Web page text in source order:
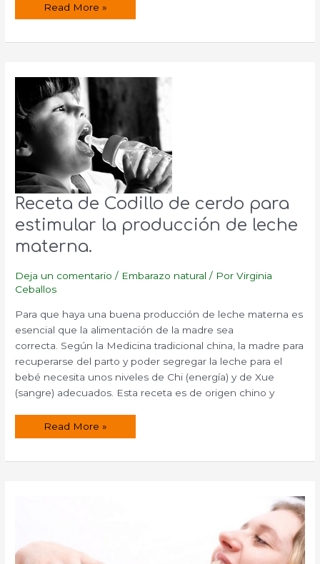
Remedios
cólico
Read More »
Receta de Codillo de cerdo para
estimular la producción de leche
materna.
Deja un comentario / Embarazo natural / PorVirginia
Ceballos
Para que haya una buena producción de leche materna es
esencial que la alimentación de la madre sea
correcta. Según la Medicina tradicional china, la madre para
recuperarse del parto y poder segregar la leche para el
bebé necesita unos niveles de Chi (energía) y de Xue
(sangre) adecuados. Esta receta es de origen chino y
Receta
cerdo
Read More »